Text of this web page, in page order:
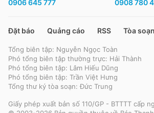
0906 645 777 0908 780
Đặt báo Quảng cáo RSS Tòa soạn
Tổng biên tập: Nguyễn Ngọc Toàn
Phó tổng biên tập thường trực: Hải Thành
Phó tổng biên tập: Lâm Hiếu Dũng
Phó tổng biên tập: Trần Việt Hưng
Tổng thư ký tòa soạn: Đức Trung
Giấy phép xuất bản số 110/GP - BTTTT cấp